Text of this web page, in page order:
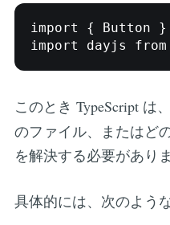
import { Button
import dayjs
このとき TypeScript は、
のファイル、またはど
を解決する必要がありま
具体的には、次のよう